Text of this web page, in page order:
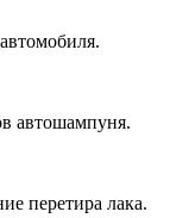
автошампуня.
перетира лака.